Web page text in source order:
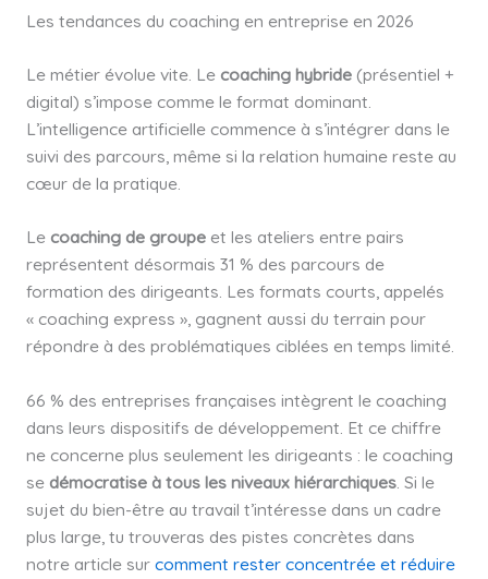
Les tendances du coaching en entreprise en 2026
Le métier évolue vite. Le coaching hybride(présentiel +
digital) s’impose comme le format dominant.
L’intelligence artificielle commence à s’intégrer dans le
suivi des parcours, même si la relation humaine reste au
cœur de la pratique.
Le coaching de groupeet les ateliers entre pairs
représentent désormais 31 % des parcours de
formation des dirigeants. Les formats courts, appelés
« coaching express », gagnent aussi du terrain pour
répondre à des problématiques ciblées en temps limité.
66 % des entreprises françaises intègrent le coaching
dans leurs dispositifs de développement. Et ce chiffre
ne concerne plus seulement les dirigeants : le coaching
se démocratise à tous les niveaux hiérarchiques. Si le
sujet du bien-être au travail t’intéresse dans un cadre
plus large, tu trouveras des pistes concrètes dans
notre article sur comment rester concentrée et réduire